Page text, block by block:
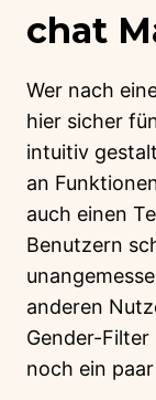
chat
Wer nach
hier sicher
intuitiv
an
auch einen
Benutzern
anderen
Gender-
noch ein